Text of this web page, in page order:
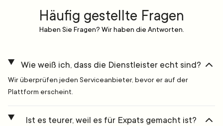
Häufig gestellte Fragen
Haben Sie Fragen? Wir haben die Antworten.
Wie weiß ich, dass die Dienstleister echt sind?
Wir überprüfen jeden Serviceanbieter, bevor er auf der
Plattform erscheint.
Ist es teurer, weil es für Expats gemacht ist?